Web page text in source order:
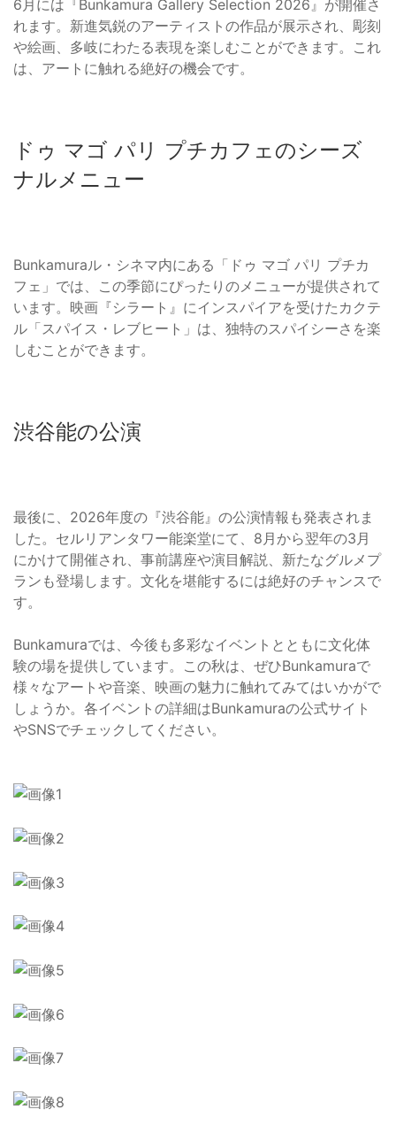
6月には『Bunkamura Gallery Selection 2026』が開催さ
れます。新進気鋭のアーティストの作品が展示され、彫刻
や絵画、多岐にわたる表現を楽しむことができます。これ
は、アートに触れる絶好の機会です。
ドゥ マゴ パリ プチカフェのシーズ
ナルメニュー
Bunkamuraル・シネマ内にある「ドゥ マゴ パリ プチカ
フェ」では、この季節にぴったりのメニューが提供されて
います。映画『シラート』にインスパイアを受けたカクテ
ル「スパイス・レブヒート」は、独特のスパイシーさを楽
しむことができます。
渋谷能の公演
最後に、2026年度の『渋谷能』の公演情報も発表されま
した。セルリアンタワー能楽堂にて、8月から翌年の3月
にかけて開催され、事前講座や演目解説、新たなグルメプ
ランも登場します。文化を堪能するには絶好のチャンスで
す。
Bunkamuraでは、今後も多彩なイベントとともに文化体
験の場を提供しています。この秋は、ぜひBunkamuraで
様々なアートや音楽、映画の魅力に触れてみてはいかがで
しょうか。各イベントの詳細はBunkamuraの公式サイト
やSNSでチェックしてください。